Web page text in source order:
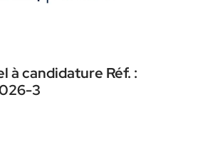
à candidature Réf. :
3